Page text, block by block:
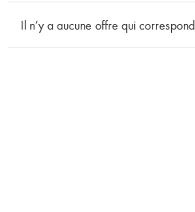
Il n’y a aucune offre qui